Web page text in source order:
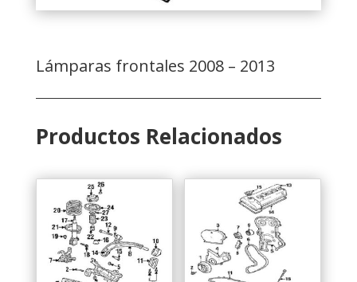
Lámparas frontales 2008 – 2013
Productos Relacionados